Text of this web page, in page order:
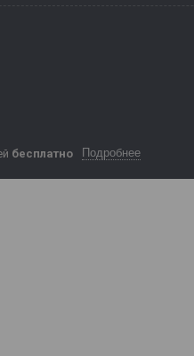
бесплатно Подробнее